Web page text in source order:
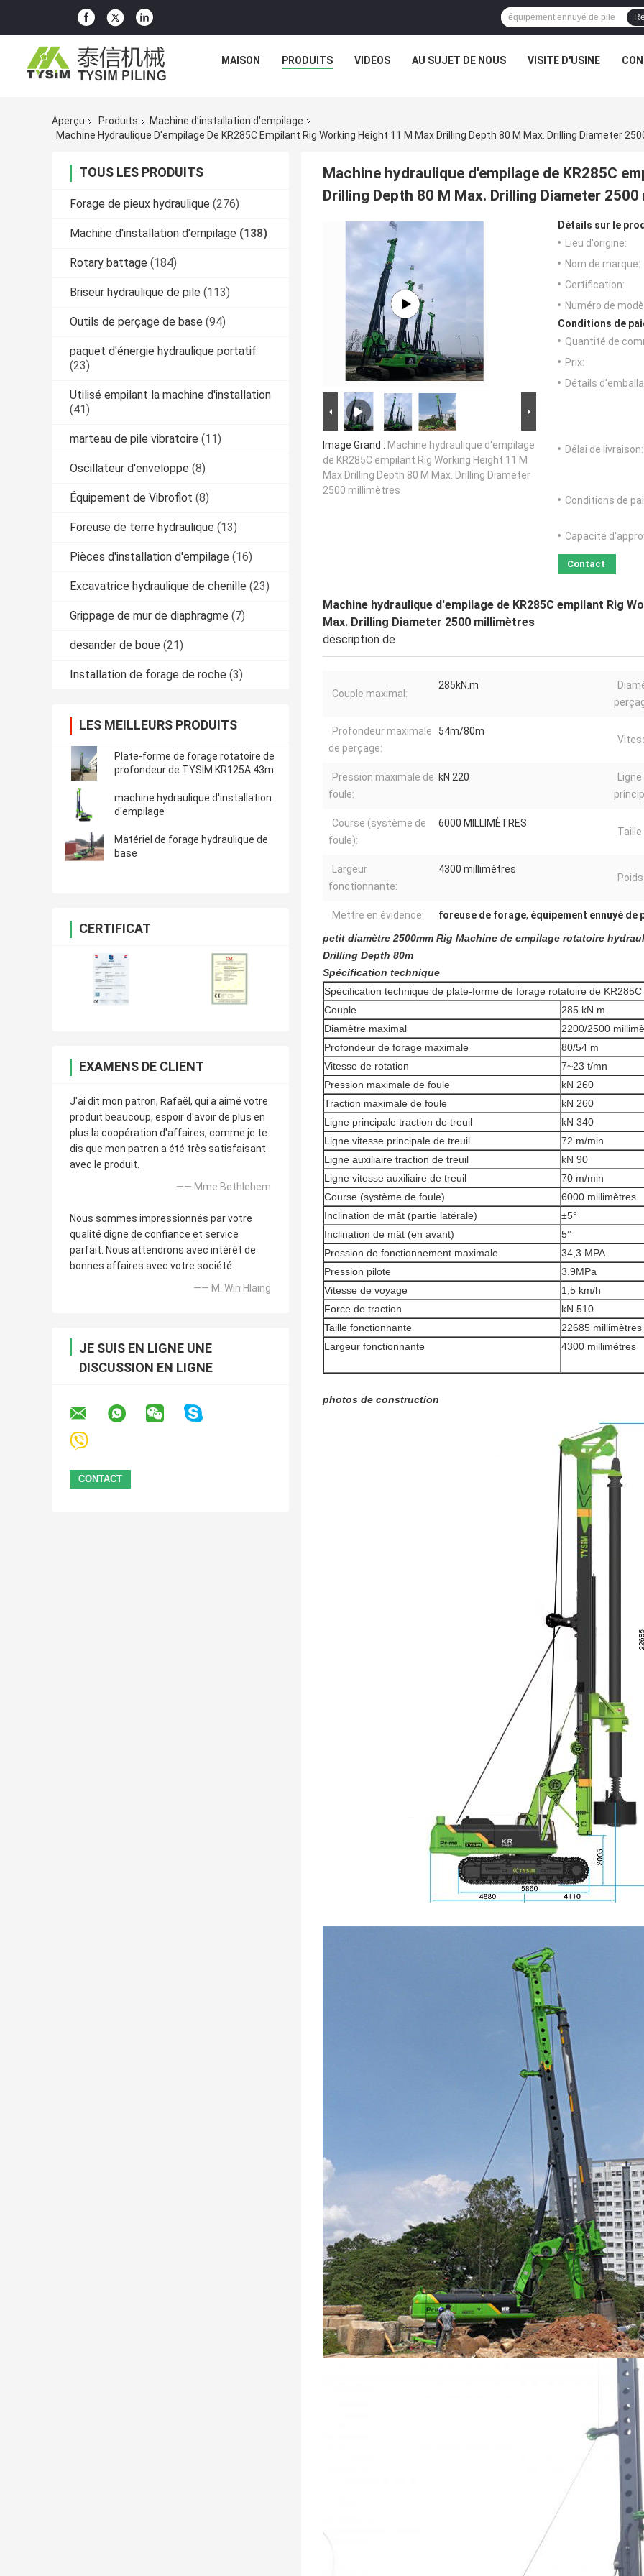
MAISON PRODUITS VIDÉOS AU SUJET DE NOUS VISITE D'USINE
Aperçu Produits
Machine d'installation d'empilage
Machine Hydraulique D'empilage De KR285C Empilant Rig Working Height 11 M Max Drilling Depth 80 M Max. Drilling Diameter
TOUS LES PRODUITS
Forage de pieux hydraulique (276)
Machine d'installation d'empilage (138)
Rotary battage (184)
Briseur hydraulique de pile (113)
Outils de perçage de base (94)
paquet d'énergie hydraulique portatif
(23)
Utilisé empilant la machine d'installation
(41)
marteau de pile vibratoire (11)
Oscillateur d'enveloppe (8)
Équipement de Vibroflot (8)
Foreuse de terre hydraulique (13)
Pièces d'installation d'empilage (16)
Excavatrice hydraulique de chenille (23)
Grippage de mur de diaphragme (7)
desander de boue (21)
Installation de forage de roche (3)
LES MEILLEURS PRODUITS
Plate-forme de forage rotatoire de
profondeur de TYSIM KR125A 43m
machine hydraulique d'installation
d'empilage
Matériel de forage hydraulique de
base
CERTIFICAT
EXAMENS DE CLIENT
J'ai dit mon patron, Rafaël, qui a aimé votre
produit beaucoup, espoir d'avoir de plus en
plus la coopération d'affaires, comme je te
dis que mon patron a été très satisfaisant
avec le produit.
—— Mme Bethlehem
Nous sommes impressionnés par votre
qualité digne de confiance et service
parfait. Nous attendrons avec intérêt de
bonnes affaires avec votre société.
—— M. Win Hlaing
JE SUIS EN LIGNE UNE
DISCUSSION EN LIGNE
Machine hydraulique d'empilage de KR285C
Drilling Depth 80 M Max. Drilling Diameter
Image Grand : Machine hydraulique d'empilage
de KR285C empilant Rig Working Height 11 M
Max Drilling Depth 80 M Max. Drilling Diameter
2500 millimètres
Détails sur le
Lieu d'origine:
Nom de marque:
Certification:
Numéro de
Conditions de
Quantité de
Prix:
Détails
Délai de livraison:
Conditions de
Capacité
Contact
Machine hydraulique d'empilage de KR285C empilant Rig
Max. Drilling Diameter 2500 millimètres
description de
Couple maximal:
285kN.m
Profondeur maximale
de perçage:
54m/80m
Pression maximale de
foule:
kN 220
Course (système de
foule):
6000 MILLIMÈTRES
Largeur
fonctionnante:
4300 millimètres
Mettre en évidence: foreuse de forage, équipement ennuyé de
petit diamètre 2500mm Rig Machine de empilage rotatoire
Drilling Depth 80m
Spécification technique
Spécification technique de plate-forme de forage rotatoire de KR285C
Couple
285 kN.m
Diamètre maximal
2200/2500
Profondeur de forage maximale
80/54 m
Vitesse de rotation
7~23 t/mn
Pression maximale de foule
kN 260
Traction maximale de foule
kN 260
Ligne principale traction de treuil
kN 340
Ligne vitesse principale de treuil
72 m/min
Ligne auxiliaire traction de treuil
kN 90
Ligne vitesse auxiliaire de treuil
70 m/min
Course (système de foule)
6000 millimètres
Inclination de mât (partie latérale)
±5°
Inclination de mât (en avant)
5°
Pression de fonctionnement maximale
34,3 MPA
Pression pilote
3.9MPa
Vitesse de voyage
1,5 km/h
Force de traction
kN 510
Taille fonctionnante
22685 millimètres
Largeur fonctionnante
4300 millimètres
photos de construction